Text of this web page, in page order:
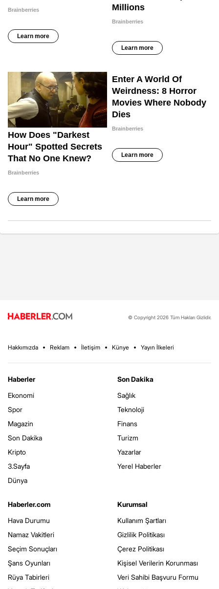
© Copyright 2026 Tüm Hakları Gizlidir.
Hakkımızda Reklam İletişim Künye Yayın İlkeleri
Haberler
Ekonomi
Spor
Magazin
Son Dakika
Kripto
3.Sayfa
Dünya
Son Dakika
Sağlık
Teknoloji
Finans
Turizm
Yazarlar
Yerel Haberler
Haberler.com
Hava Durumu
Namaz Vakitleri
Seçim Sonuçları
Şans Oyunları
Rüya Tabirleri
Kurumsal
Kullanım Şartları
Gizlilik Politikası
Çerez Politikası
Kişisel Verilerin Korunması
Veri Sahibi Başvuru Formu